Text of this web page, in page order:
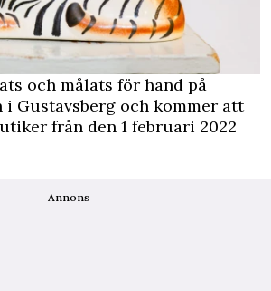
och målats för hand på
Gustavsberg och kommer att
från den 1 februari 2022
Annons